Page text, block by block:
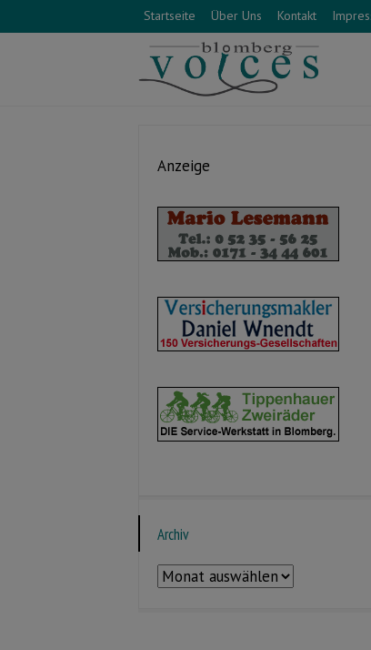
Startseite Über Uns Kontakt
Anzeige
Archiv
Archiv